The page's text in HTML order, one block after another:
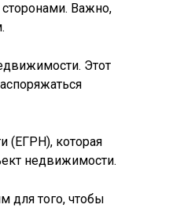
Важно,
Этот
(ЕГРН), которая
недвижимости.
для того, чтобы